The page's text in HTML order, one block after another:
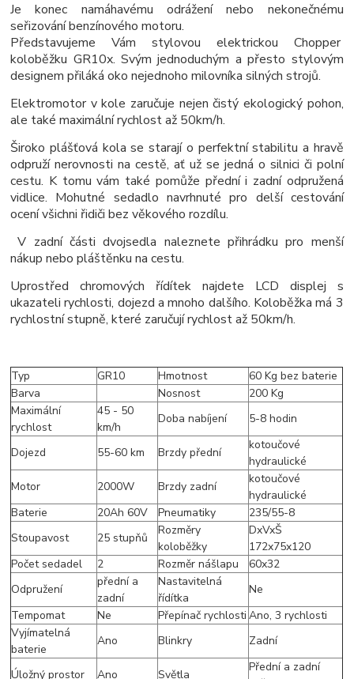
Je konec namáhavému odrážení nebo nekonečnému
seřizování benzínového motoru.
Představujeme Vám stylovou elektrickou Chopper
koloběžku GR10x. Svým jednoduchým a přesto stylovým
designem přiláká oko nejednoho milovníka silných strojů.
Elektromotor v kole zaručuje nejen čistý ekologický pohon,
ale také maximální rychlost až 50km/h.
Široko plášťová kola se starají o perfektní stabilitu a hravě
odpruží nerovnosti na cestě, ať už se jedná o silnici či polní
cestu. K tomu vám také pomůže přední i zadní odpružená
vidlice. Mohutné sedadlo navrhnuté pro delší cestování
ocení všichni řidiči bez věkového rozdílu.
V zadní části dvojsedla naleznete přihrádku pro menší
nákup nebo pláštěnku na cestu.
Uprostřed chromových řídítek najdete LCD displej s
ukazateli rychlosti, dojezd a mnoho dalšího. Koloběžka má 3
rychlostní stupně, které zaručují rychlost až 50km/h.
Typ GR10 Hmotnost
60 Kg bez baterie
Barva
Nosnost
200 Kg
Maximální
rychlost
45 - 50
km/h
Doba nabíjení 5-8 hodin
Dojezd 55-60 km Brzdy přední
kotoučové
hydraulické
Motor
2000W Brzdy zadní
kotoučové
hydraulické
Baterie
20Ah 60V Pneumatiky
235/55-8
Stoupavost
25 stupňů
Rozměry
koloběžky
DxVxŠ
172x75x120
Počet sedadel
2 Rozměr nášlapu
60x32
Odpružení
přední a
zadní
Nastavitelná
řídítka
Ne
Tempomat
Ne Přepínač rychlosti Ano, 3 rychlosti
Vyjímatelná
baterie
Ano Blinkry Zadní
Úložný prostor Ano Světla
Přední a zadní